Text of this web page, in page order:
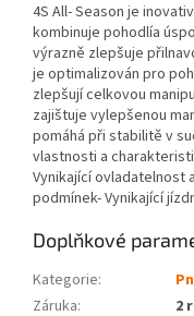
4S All- Season je
kombinuje pohodlía
výrazně zlepšuje
je optimalizován pro
zlepšují celkovou
zajištuje vylepšenou
pomáhá při stabilitě v
vlastnosti a
Vynikající ovladatelnost
podmínek- Vynikající
Doplňkové
Kategorie:
Záruka: 2